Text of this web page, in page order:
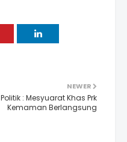
NEWER
Politik : Mesyuarat Khas Prk
Kemaman Berlangsung